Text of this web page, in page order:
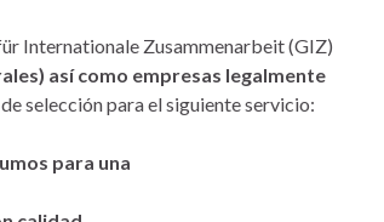
Internationale Zusammenarbeit (GIZ)
así como empresas legalmente
selección para el siguiente servicio:
para una